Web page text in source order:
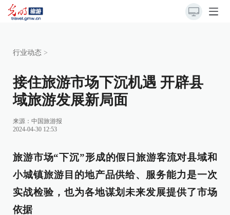
行业动态 >
接住旅游市场下沉机遇 开辟县
域旅游发展新局面
来源： 中国旅游报
2024-04-30 12:53
旅游市场“下沉”形成的假日旅游客流对县域和
小城镇旅游目的地产品供给、服务能力是一次
实战检验，也为各地谋划未来发展提供了市场
依据